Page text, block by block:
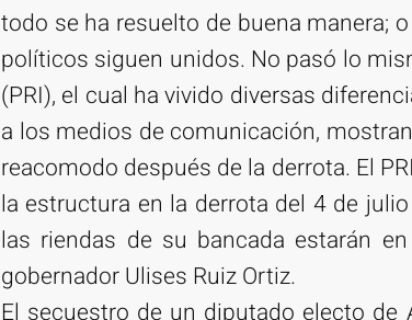
todo se ha resuelto de buena manera;
políticos siguen unidos. No pasó lo
(PRI), el cual ha vivido diversas
a los medios de comunicación,
reacomodo después de la derrota. El
la estructura en la derrota del 4 de
las riendas de su bancada estarán
gobernador Ulises Ruiz Ortiz.
El secuestro de un diputado electo de